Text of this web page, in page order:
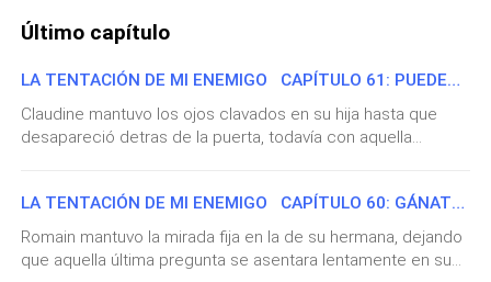
si fuera un objeto extraño.
—¿Por qué has escogido tú el vestido y por qué tiene
que ser blanco?
—Haz lo que se te pide, Madeleine.
Último capítulo
LA TENTACIÓN DE MI ENEMIGO CAPÍTULO 61: PUEDES ESTAR TRANQUILA
Claudine mantuvo los ojos clavados en su hija hasta que
desapareció detras de la puerta, todavía con aquella
quedaron solos, la expresión fue sustituida por una de rabia
e indignación. Y, por último, la expresión se tornó
preocupada. Esperó unos segundos, asegurándose de que
su hija se hubiera alejado lo suficiente antes de volverse
LA TENTACIÓN DE MI ENEMIGO CAPÍTULO 60: GÁNATE SU CONFIANZA
Romain mantuvo la mirada fija en la de su hermana, dejando
que aquella última pregunta se asentara lentamente en su